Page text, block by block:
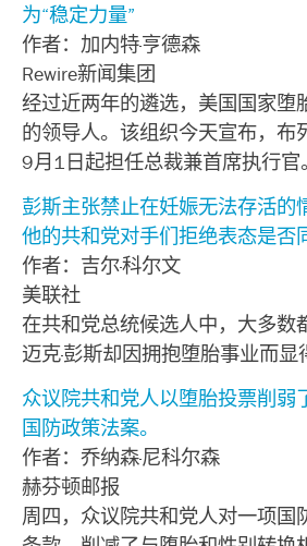
为“稳定力量”
作者：加内特·亨德森
Rewire新闻集团
经过近两年的遴选，美国国家堕
的领导人。该组织今天宣布，布
9月1日起担任总裁兼首席执行官。
彭斯主张禁止在妊娠无法存活的
他的共和党对手们拒绝表态是否
作者：吉尔·科尔文
美联社
在共和党总统候选人中，大多数
迈克·彭斯却因拥抱堕胎事业而显
众议院共和党人以堕胎投票削弱
国防政策法案。
作者：乔纳森·尼科尔森
赫芬顿邮报
周四，众议院共和党人对一项国